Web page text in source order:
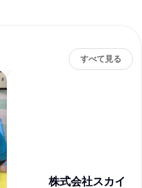
すべて見る
株式会社スカイ